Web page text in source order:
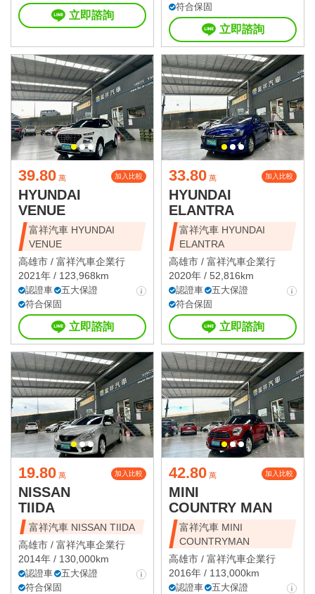
立即諮詢
符合保固
立即諮詢
39.80 萬 加入比較
HYUNDAI
VENUE
富祥汽車 HYUNDAI
VENUE
高雄市 / 富祥汽車企業行
2021年 / 123,968km
認證車
五大保證
符合保固
立即諮詢
33.80 萬 加入比較
HYUNDAI
ELANTRA
富祥汽車 HYUNDAI
ELANTRA
高雄市 / 富祥汽車企業行
2020年 / 52,816km
認證車
五大保證
符合保固
立即諮詢
19.80 萬 加入比較
NISSAN
TIIDA
富祥汽車 NISSAN TIIDA
高雄市 / 富祥汽車企業行
2014年 / 130,000km
認證車
五大保證
符合保固
42.80 萬 加入比較
MINI
COUNTRY MAN
富祥汽車 MINI
COUNTRYMAN
高雄市 / 富祥汽車企業行
2016年 / 113,000km
認證車
五大保證